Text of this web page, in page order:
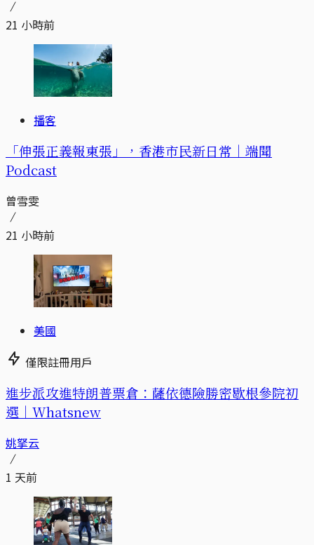
21 小時前
播客
「伸張正義報東張」，香港市民新日常｜端聞
Podcast
曾雪雯
21 小時前
美國
僅限註冊用戶
進步派攻進特朗普票倉：薩依德險勝密歇根參院初
選｜Whatsnew
姚拏云
1 天前